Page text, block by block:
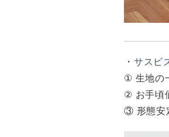
・ サスビ
① 生地の
② お手頃
③ 形態安